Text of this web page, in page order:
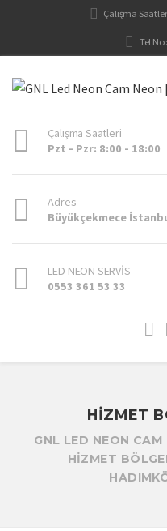
Çalışma
Tel No:
Çalışma Saatleri
Pzt - Pzr: 8:00 - 18:00
Adres
Büyükçekmece
LED NEON SERVİS
0553 361 53 33
HIZMET
GNL LED NEON
HIZMET